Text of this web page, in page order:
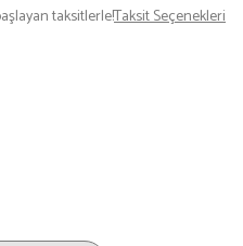
taksitlerle!Taksit Seçenekleri